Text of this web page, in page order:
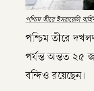
পশ্চিম তীরে ইসরায়েলি
পশ্চিম তীরে
পর্যন্ত অন্তত ২৫
বন্দিও রয়েছেন।